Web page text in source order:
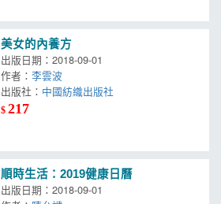
美女的內養方
出版日期：2018-09-01
作者：李雲波
出版社： 中國紡織出版社
$217
順時生活：2019健康日曆
出版日期：2018-09-01